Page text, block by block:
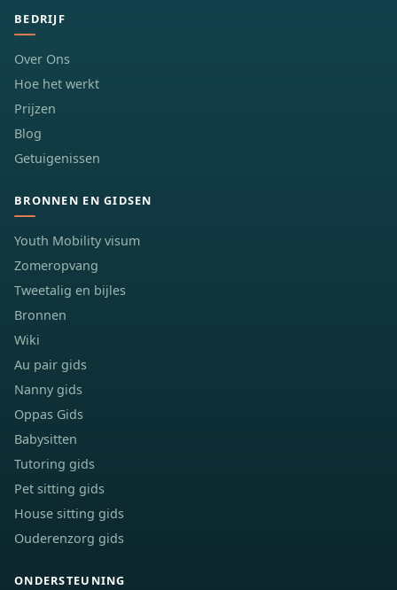
BEDRIJF
Over Ons
Hoe het werkt
Prijzen
Blog
Getuigenissen
BRONNEN EN GIDSEN
Youth Mobility visum
Zomeropvang
Tweetalig en bijles
Bronnen
Wiki
Au pair gids
Nanny gids
Oppas Gids
Babysitten
Tutoring gids
Pet sitting gids
House sitting gids
Ouderenzorg gids
ONDERSTEUNING